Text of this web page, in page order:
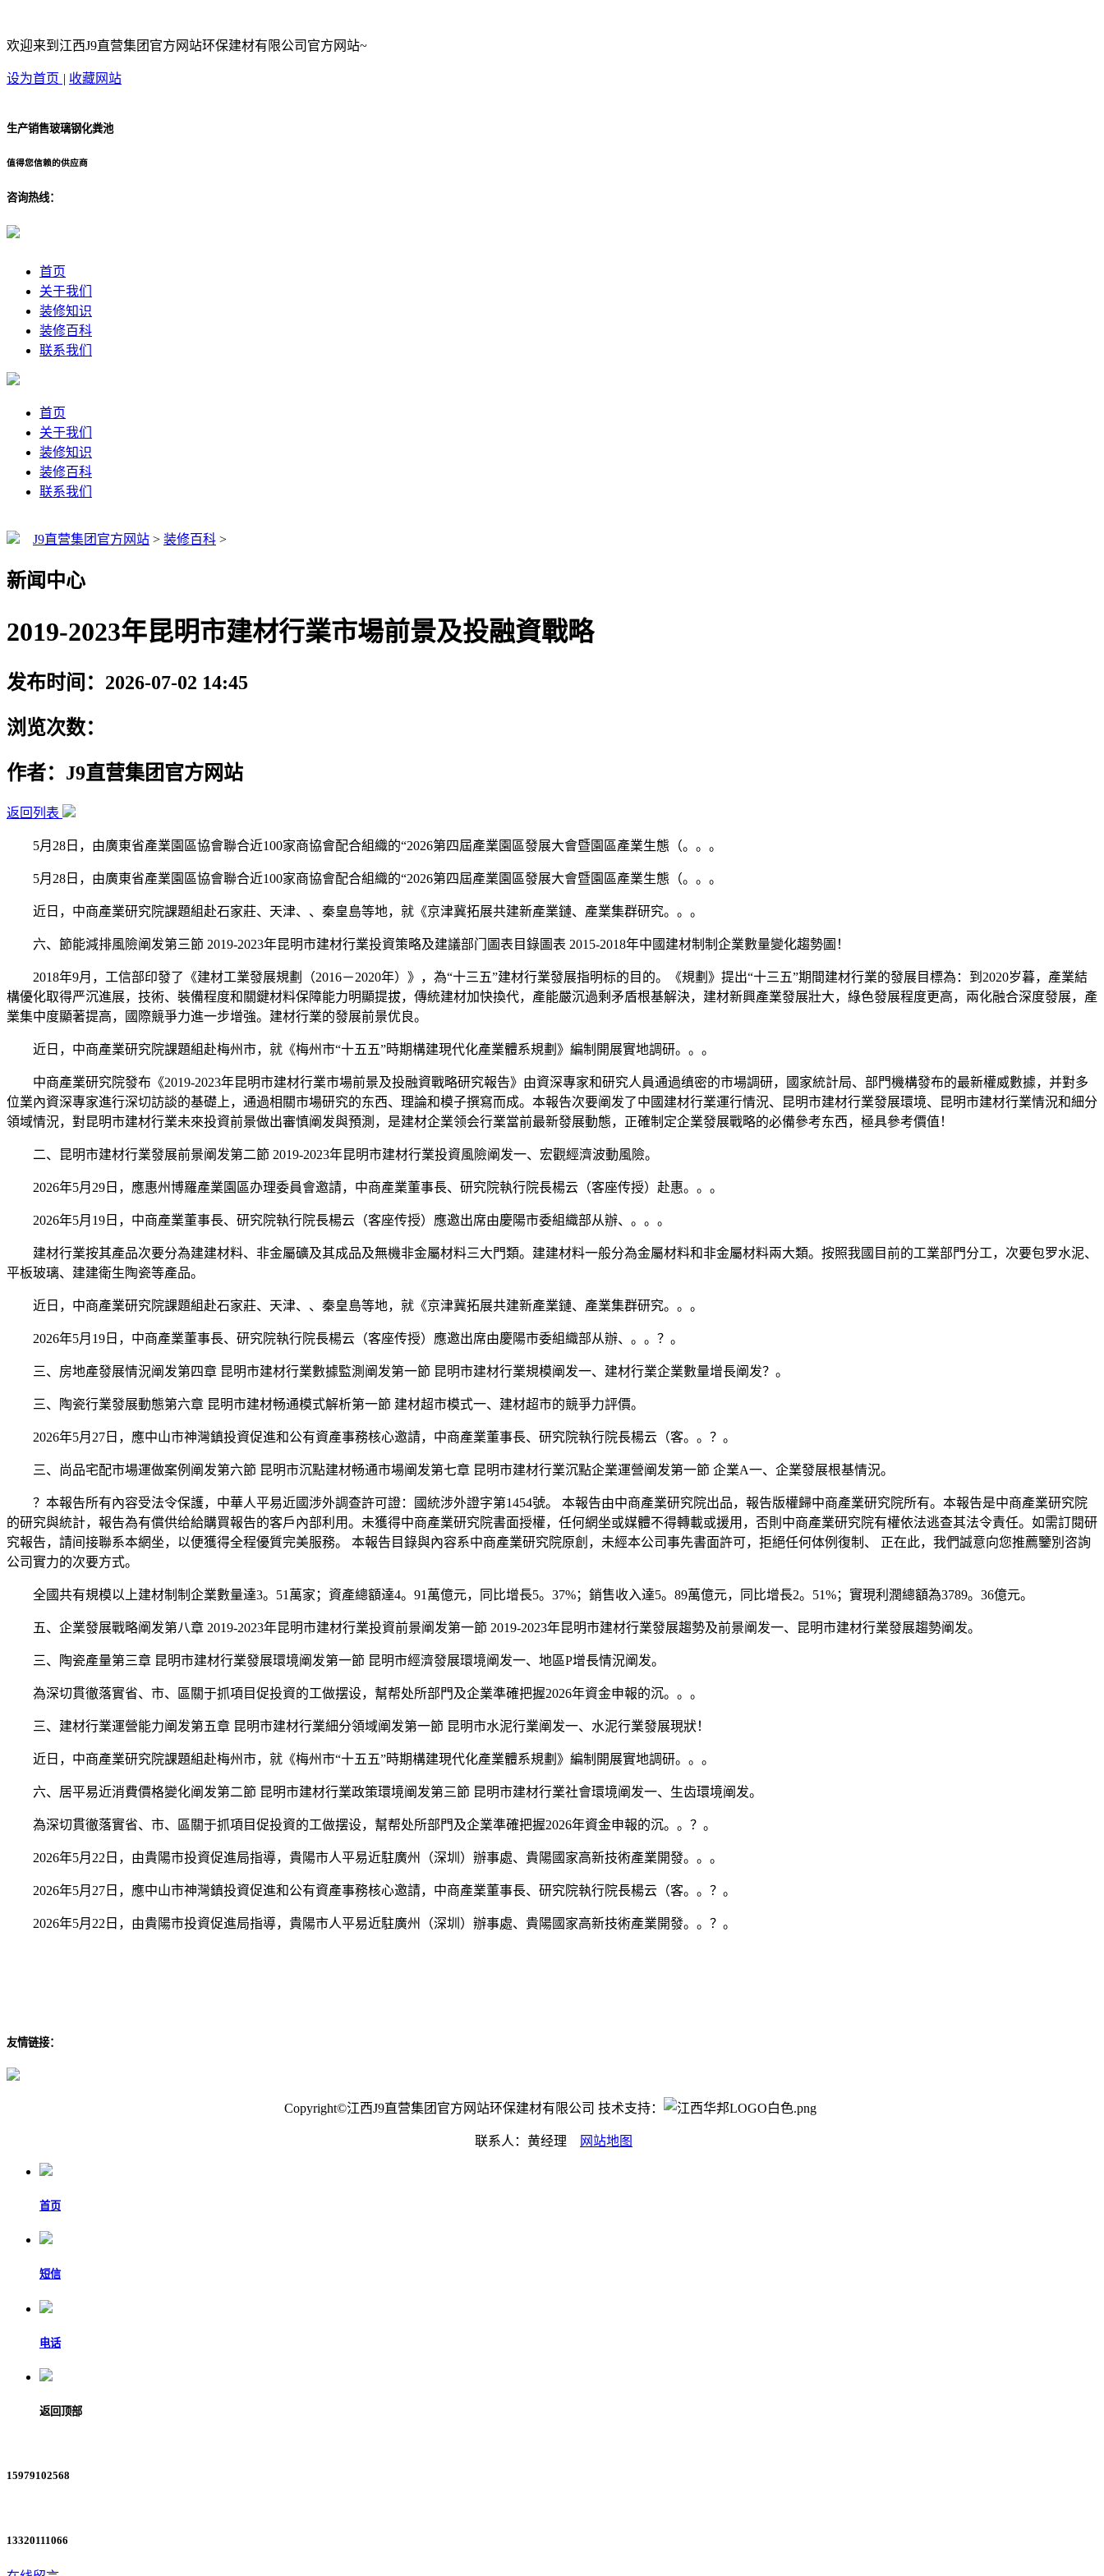
欢迎来到江西J9直营集团官方网站环保建材有限公司官方网站~
设为首页 | 收藏网站
生产销售玻璃钢化粪池
值得您信赖的供应商
咨询热线：
首页
关于我们
装修知识
装修百科
联系我们
首页
关于我们
装修知识
装修百科
联系我们
J9直营集团官方网站 > 装修百科 >
新闻中心
2019-2023年昆明市建材行業市場前景及投融資戰略
发布时间：2026-07-02 14:45
浏览次数：
作者：J9直营集团官方网站
返回列表
5月28日，由廣東省產業園區協會聯合近100家商協會配合組織的“2026第四屆產業園區發展大會暨園區產業生態（。。。
5月28日，由廣東省產業園區協會聯合近100家商協會配合組織的“2026第四屆產業園區發展大會暨園區產業生態（。。。
近日，中商產業研究院課題組赴石家莊、天津、、秦皇島等地，就《京津冀拓展共建新產業鏈、產業集群研究。。。
六、節能減排風險阐发第三節 2019-2023年昆明市建材行業投資策略及建議部门圖表目錄圖表 2015-2018年中國建材制制企業數量變化趨勢圖！
2018年9月，工信部印發了《建材工業發展規劃（2016－2020年）》，為“十三五”建材行業發展指明标的目的。《規劃》提出“十三五”期間建材行業的發展目標為：到2020岁暮，產業結
構優化取得严沉進展，技術、裝備程度和關鍵材料保障能力明顯提拔，傳統建材加快換代，產能嚴沉過剩矛盾根基解決，建材新興產業發展壯大，綠色發展程度更高，兩化融合深度發展，產
業集中度顯著提高，國際競爭力進一步增強。建材行業的發展前景优良。
近日，中商產業研究院課題組赴梅州市，就《梅州市“十五五”時期構建現代化產業體系規劃》編制開展實地調研。。。
中商產業研究院發布《2019-2023年昆明市建材行業市場前景及投融資戰略研究報告》由資深專家和研究人員通過缜密的市場調研，國家統計局、部門機構發布的最新權威數據，并對多
位業內資深專家進行深切訪談的基礎上，通過相關市場研究的东西、理論和模子撰寫而成。本報告次要阐发了中國建材行業運行情況、昆明市建材行業發展環境、昆明市建材行業情況和細分
領域情況，對昆明市建材行業未來投資前景做出審慎阐发與預測，是建材企業领会行業當前最新發展動態，正確制定企業發展戰略的必備參考东西，極具參考價值！
二、昆明市建材行業發展前景阐发第二節 2019-2023年昆明市建材行業投資風險阐发一、宏觀經濟波動風險。
2026年5月29日，應惠州博羅產業園區办理委員會邀請，中商產業董事長、研究院執行院長楊云（客座传授）赴惠。。。
2026年5月19日，中商產業董事長、研究院執行院長楊云（客座传授）應邀出席由慶陽市委組織部从辦、。。。
建材行業按其產品次要分為建建材料、非金屬礦及其成品及無機非金屬材料三大門類。建建材料一般分為金屬材料和非金屬材料兩大類。按照我國目前的工業部門分工，次要包罗水泥、
平板玻璃、建建衛生陶瓷等產品。
近日，中商產業研究院課題組赴石家莊、天津、、秦皇島等地，就《京津冀拓展共建新產業鏈、產業集群研究。。。
2026年5月19日，中商產業董事長、研究院執行院長楊云（客座传授）應邀出席由慶陽市委組織部从辦、。。？。
三、房地產發展情況阐发第四章 昆明市建材行業數據監測阐发第一節 昆明市建材行業規模阐发一、建材行業企業數量增長阐发？。
三、陶瓷行業發展動態第六章 昆明市建材畅通模式解析第一節 建材超市模式一、建材超市的競爭力評價。
2026年5月27日，應中山市神灣鎮投資促進和公有資產事務核心邀請，中商產業董事長、研究院執行院長楊云（客。。？。
三、尚品宅配市場運做案例阐发第六節 昆明市沉點建材畅通市場阐发第七章 昆明市建材行業沉點企業運營阐发第一節 企業A一、企業發展根基情況。
？本報告所有內容受法令保護，中華人平易近國涉外調查許可證：國統涉外證字第1454號。 本報告由中商產業研究院出品，報告版權歸中商產業研究院所有。本報告是中商產業研究院
的研究與統計，報告為有償供给給購買報告的客戶內部利用。未獲得中商產業研究院書面授權，任何網坐或媒體不得轉載或援用，否則中商產業研究院有權依法逃查其法令責任。如需訂閱研
究報告，請间接聯系本網坐，以便獲得全程優質完美服務。 本報告目錄與內容系中商產業研究院原創，未經本公司事先書面許可，拒絕任何体例復制、 正在此，我們誠意向您推薦鑒別咨詢
公司實力的次要方式。
全國共有規模以上建材制制企業數量達3。51萬家；資產總額達4。91萬億元，同比增長5。37%；銷售收入達5。89萬億元，同比增長2。51%；實現利潤總額為3789。36億元。
五、企業發展戰略阐发第八章 2019-2023年昆明市建材行業投資前景阐发第一節 2019-2023年昆明市建材行業發展趨勢及前景阐发一、昆明市建材行業發展趨勢阐发。
三、陶瓷產量第三章 昆明市建材行業發展環境阐发第一節 昆明市經濟發展環境阐发一、地區P增長情況阐发。
為深切貫徹落實省、市、區關于抓項目促投資的工做摆设，幫帮处所部門及企業準確把握2026年資金申報的沉。。。
三、建材行業運營能力阐发第五章 昆明市建材行業細分領域阐发第一節 昆明市水泥行業阐发一、水泥行業發展現狀！
近日，中商產業研究院課題組赴梅州市，就《梅州市“十五五”時期構建現代化產業體系規劃》編制開展實地調研。。。
六、居平易近消費價格變化阐发第二節 昆明市建材行業政策環境阐发第三節 昆明市建材行業社會環境阐发一、生齿環境阐发。
為深切貫徹落實省、市、區關于抓項目促投資的工做摆设，幫帮处所部門及企業準確把握2026年資金申報的沉。。？。
2026年5月22日，由貴陽市投資促進局指導，貴陽市人平易近駐廣州（深圳）辦事處、貴陽國家高新技術產業開發。。。
2026年5月27日，應中山市神灣鎮投資促進和公有資產事務核心邀請，中商產業董事長、研究院執行院長楊云（客。。？。
2026年5月22日，由貴陽市投資促進局指導，貴陽市人平易近駐廣州（深圳）辦事處、貴陽國家高新技術產業開發。。？。
友情链接：
Copyright©江西J9直营集团官方网站环保建材有限公司 技术支持：
联系人：黄经理 网站地图
首页
短信
电话
返回顶部
15979102568
13320111066